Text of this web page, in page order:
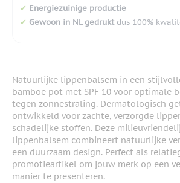
✔ Energiezuinige productie
✔ Gewoon in NL gedruktdus 100%
Natuurlijke lippenbalsem in een
bamboe pot met SPF 10 voor optimale
tegen zonnestraling. Dermatologisch
ontwikkeld voor zachte, verzorgde
schadelijke stoffen. Deze
lippenbalsem combineert natuurlijke
een duurzaam design. Perfect als
promotieartikel om jouw merk op een
manier te presenteren.